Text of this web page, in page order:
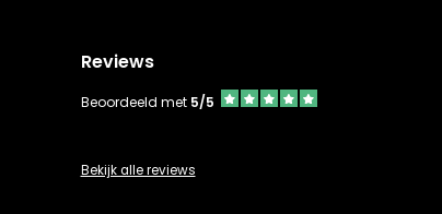
Reviews
Beoordeeld met 5/5
Bekijk alle reviews